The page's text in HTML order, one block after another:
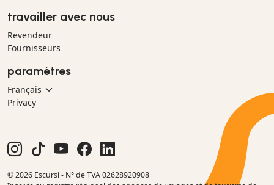
travailler avec nous
Revendeur
Fournisseurs
paramètres
Privacy
© 2026 Escursì - N° de TVA 02628920908